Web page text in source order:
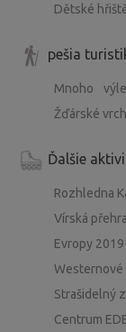
Dětské
pešia
Mnoho
Žďárské
Ďalšie
Rozhledna
Vírská
Evropy 2019
Westernové
Strašidelný
Centrum